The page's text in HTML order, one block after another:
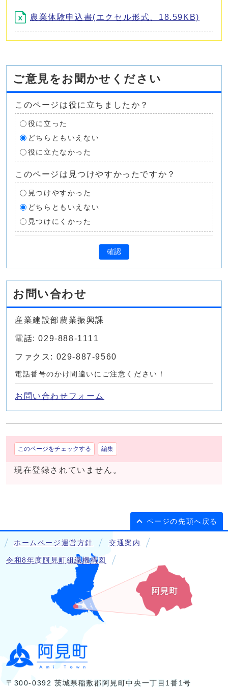
農業体験申込書(エクセル形式、18.59KB)
ご意見をお聞かせください
このページは役に立ちましたか？
役に立った
どちらともいえない
役に立たなかった
このページは見つけやすかったですか？
見つけやすかった
どちらともいえない
見つけにくかった
確認
お問い合わせ
産業建設部農業振興課
電話: 029-888-1111
ファクス: 029-887-9560
電話番号のかけ間違いにご注意ください！
お問い合わせフォーム
このページをチェックする 編集
現在登録されていません。
ページの先頭へ戻る
ホームページ運営方針 交通案内
令和8年度阿見町組織機構図
〒300-0392 茨城県稲敷郡阿見町中央一丁目1番1号